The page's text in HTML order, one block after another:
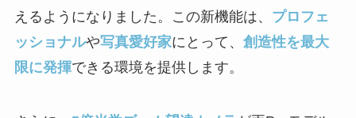
えるようになりました。この新機能は、 プロフェ
ッショナルや写真愛好家にとって、 創造性を最大
限に発揮できる環境を提供します。